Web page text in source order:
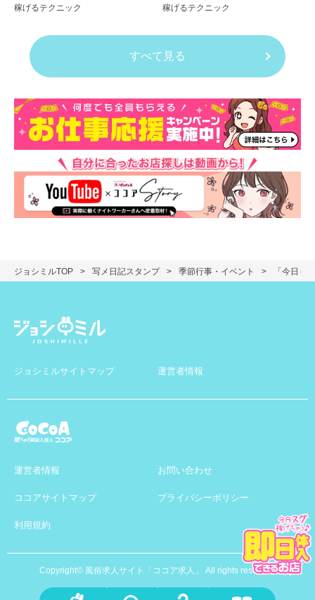
稼げるテクニック
くない例も紹介
稼げるテクニック
すべて見る
ジョシミルTOP 写メ日記スタンプ 季節行事・イベント 「今日も
ジョシミルサイトマップ 運営者情報
運営者情報 お問い合わせ
ココアサイトマップ プライバシーポリシー
利用規約
Copyright© 風俗求人サイト「ココア求人」 All rights reserved.